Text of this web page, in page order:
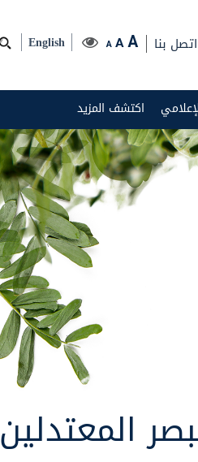
English A A A اتصل بنا
اكتشف المزيد
المعتدلين